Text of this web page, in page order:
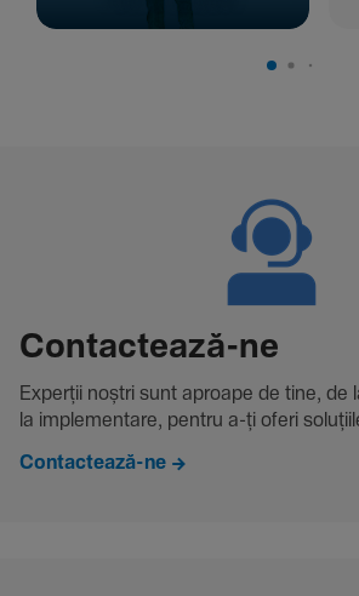
Contac­tează-ne
Experții noștri sunt aproape de tine, de
la imple­men­tare, pentru a-ți oferi
Contactează-ne